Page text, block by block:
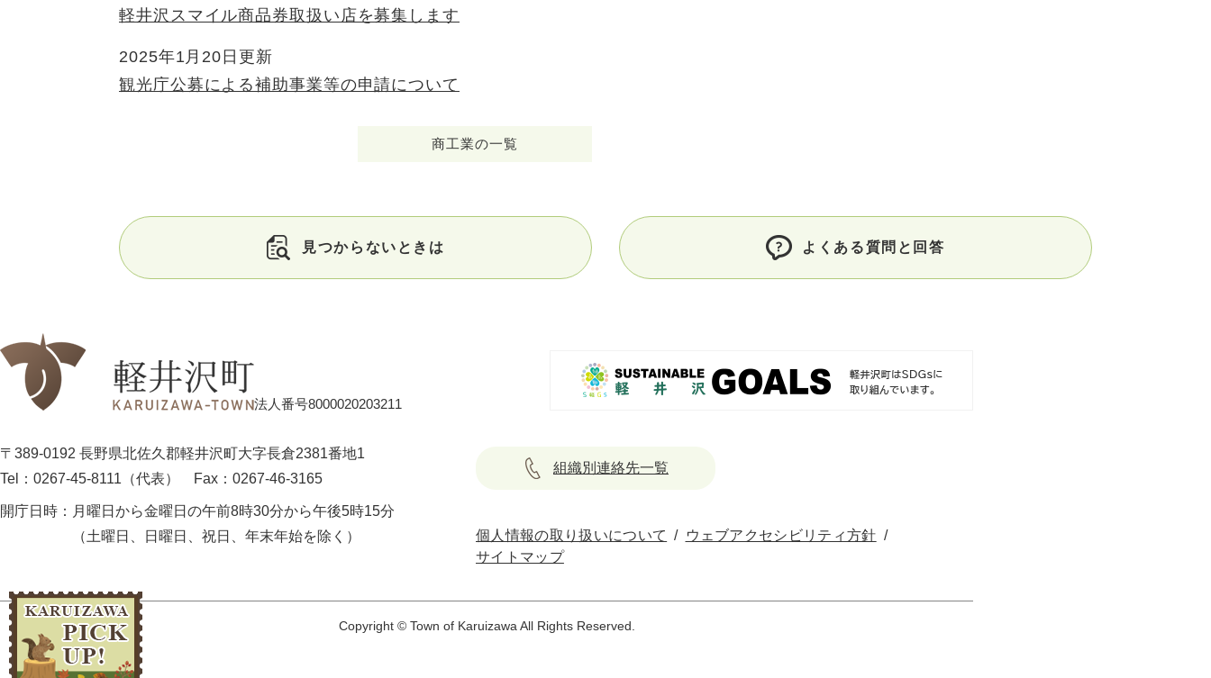
軽井沢スマイル商品券取扱い店を募集します
2025年1月20日更新
観光庁公募による補助事業等の申請について
商工業の一覧
見つからないときは よくある質問と回答
法人番号8000020203211
〒389-0192 長野県北佐久郡軽井沢町大字長倉2381番地1
Tel：0267-45-8111（代表）
Fax：0267-46-3165
開庁日時： 月曜日から金曜日の午前8時30分から午後5時15分
（土曜日、日曜日、祝日、年末年始を除く）
組織別連絡先一覧
個人情報の取り扱いについて
ウェブアクセシビリティ方針
サイトマップ
Copyright © Town of Karuizawa All Rights Reserved.